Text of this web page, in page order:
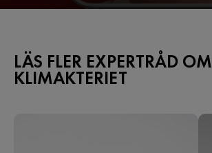
LÄS FLER EXPERTRÅD OM
KLIMAKTERIET